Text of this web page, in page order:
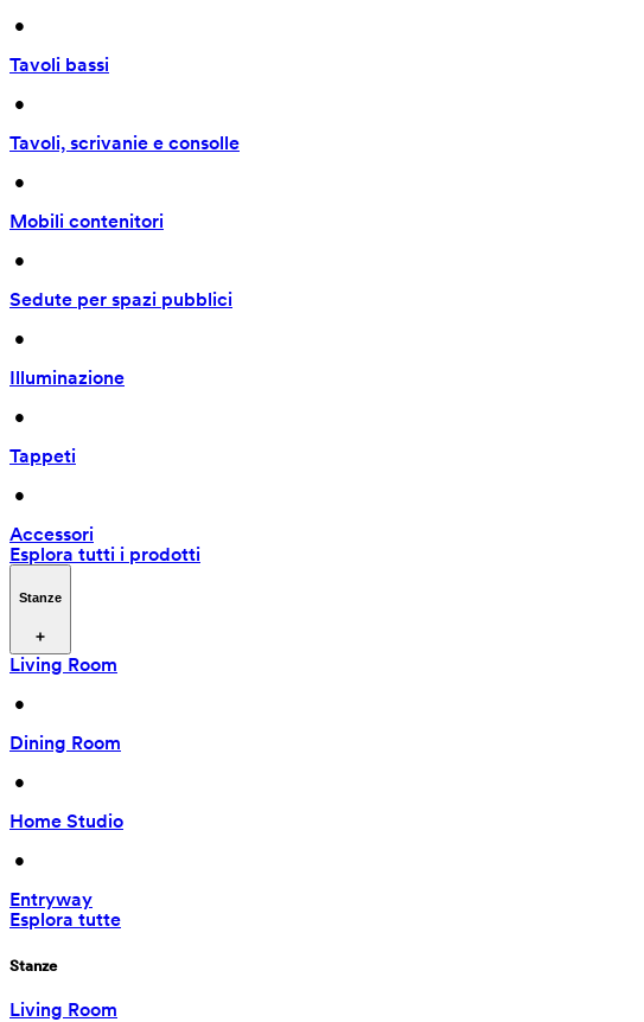
•
Tavoli bassi
•
Tavoli, scrivanie e consolle
•
Mobili contenitori
•
Sedute per spazi pubblici
•
Illuminazione
•
Tappeti
•
Accessori
Esplora tutti i prodotti
Stanze
Living Room
•
Dining Room
•
Home Studio
•
Entryway
Esplora tutte
Stanze
Living Room